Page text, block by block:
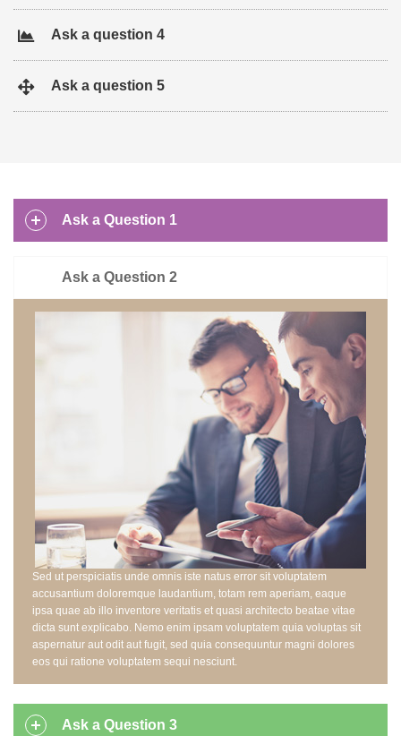
Ask a question 4
Ask a question 5
Ask a Question 1
Ask a Question 2
Sed ut perspiciatis unde omnis iste natus error sit voluptatem
accusantium doloremque laudantium, totam rem aperiam, eaque
ipsa quae ab illo inventore veritatis et quasi architecto beatae vitae
dicta sunt explicabo. Nemo enim ipsam voluptatem quia voluptas sit
aspernatur aut odit aut fugit, sed quia consequuntur magni dolores
eos qui ratione voluptatem sequi nesciunt.
Ask a Question 3